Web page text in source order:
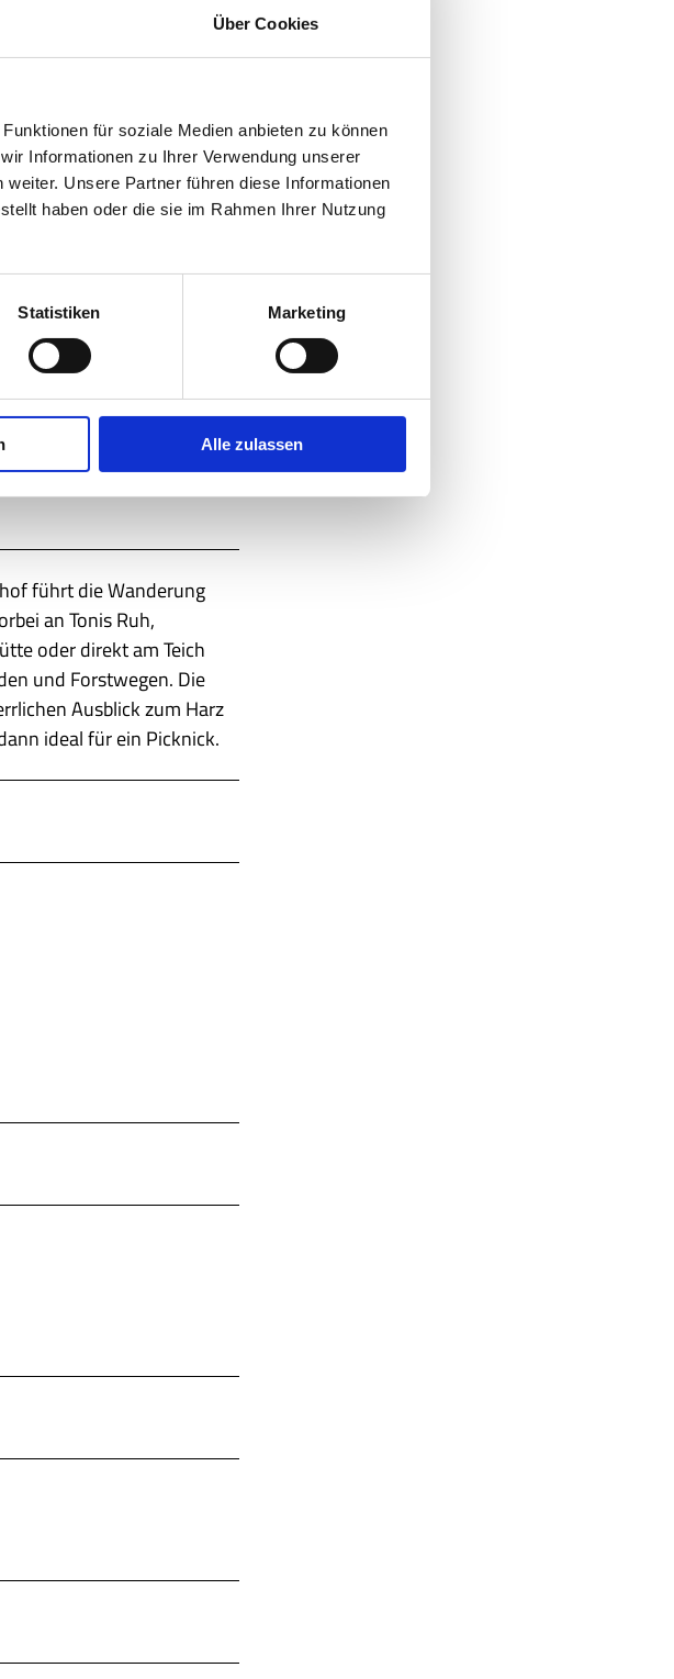
Über Cookies
für soziale Medien anbieten zu können
Informationen zu Ihrer Verwendung unserer
Unsere Partner führen diese Informationen
haben oder die sie im Rahmen Ihrer Nutzung
Statistiken Marketing
Alle zulassen
führt die Wanderung
an Tonis Ruh,
oder direkt am Teich
und Forstwegen. Die
Ausblick zum Harz
ideal für ein Picknick.